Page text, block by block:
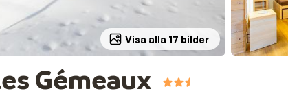
Visa alla 17 bilder
Gémeaux